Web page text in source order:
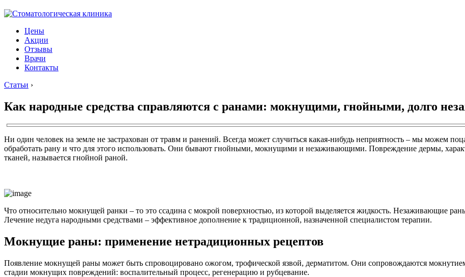
Цены
Акции
Отзывы
Врачи
Контакты
Статьи ›
Как народные средства справляются с ранами: мокнущими, гнойными, долго
Ни один человек на земле не застрахован от травм и ранений. Всегда может случиться какая-нибудь неприятность – мы можем
обработать рану и что для этого использовать. Они бывают гнойными, мокнущими и незаживающими. Повреждение дермы,
тканей, называется гнойной раной.
Что относительно мокнущей ранки – то это ссадина с мокрой поверхностью, из которой выделяется жидкость. Незаживающие
Лечение недуга народными средствами – эффективное дополнение к традиционной, назначенной специалистом терапии.
Мокнущие раны: применение нетрадиционных рецептов
Появление мокнущей раны может быть спровоцировано ожогом, трофической язвой, дерматитом. Они сопровождаются
стадии мокнущих повреждений: воспалительный процесс, регенерацию и рубцевание.